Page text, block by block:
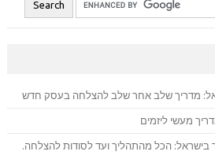
מדריך שלב אחר שלב להצלחה בעסק חדש
מעשי ליזמים
בישראל: הכל מהתהליך ועד לסודות להצלחה.